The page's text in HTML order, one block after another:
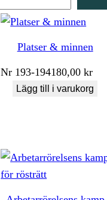
Platser & minnen
Nr 193-194180,00kr
Lägg till i varukorg